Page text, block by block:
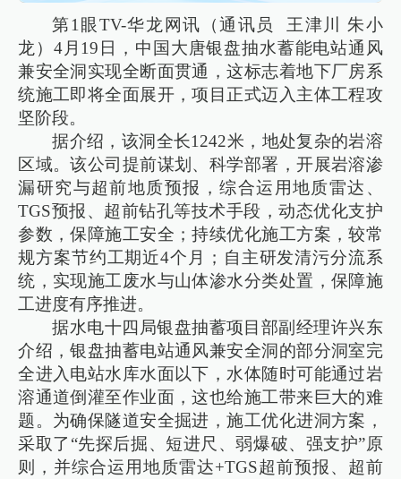
第1眼TV-华龙网讯（通讯员 王津川 朱小
龙）4月19日，中国大唐银盘抽水蓄能电站通风
兼安全洞实现全断面贯通，这标志着地下厂房系
统施工即将全面展开，项目正式迈入主体工程攻
坚阶段。
据介绍，该洞全长1242米，地处复杂的岩溶
区域。该公司提前谋划、科学部署，开展岩溶渗
漏研究与超前地质预报，综合运用地质雷达、
TGS预报、超前钻孔等技术手段，动态优化支护
参数，保障施工安全；持续优化施工方案，较常
规方案节约工期近4个月；自主研发清污分流系
统，实现施工废水与山体渗水分类处置，保障施
工进度有序推进。
据水电十四局银盘抽蓄项目部副经理许兴东
介绍，银盘抽蓄电站通风兼安全洞的部分洞室完
全进入电站水库水面以下，水体随时可能通过岩
溶通道倒灌至作业面，这也给施工带来巨大的难
题。为确保隧道安全掘进，施工优化进洞方案，
采取了“先探后掘、短进尺、弱爆破、强支护”原
则，并综合运用地质雷达+TGS超前预报、超前